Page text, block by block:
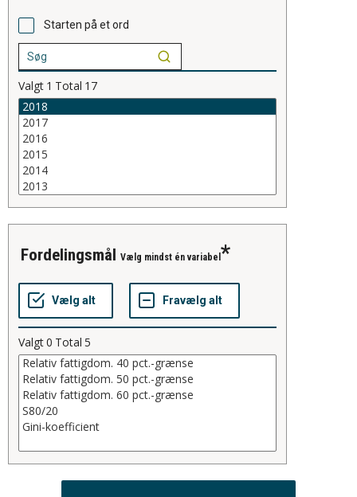
Starten på et ord
Valgt 1 Total 17
fordelingsmål Vælg mindst én variabel
Valgt0 Total 5